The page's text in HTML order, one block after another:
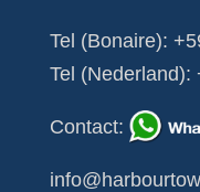
Tel (Bonaire):
Tel (Nederland):
Contact: